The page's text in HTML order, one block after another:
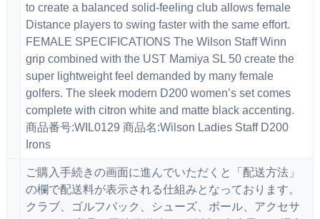
to create a balanced solid-feeling club allows female
Distance players to swing faster with the same effort.
FEMALE SPECIFICATIONS The Wilson Staff Winn
grip combined with the UST Mamiya SL 50 create the
super lightweight feel demanded by many female
golfers. The sleek modern D200 women’s set comes
complete with citron white and matte black accenting.
商品番号:WIL0129 商品名:Wilson Ladies Staff D200
Irons
ご購入手続きの画面に進んでいただくと「配送方法」
の欄で配送料が表示される仕組みとなっております。
クラブ、ゴルフバック、シューズ、ボール、アクセサ